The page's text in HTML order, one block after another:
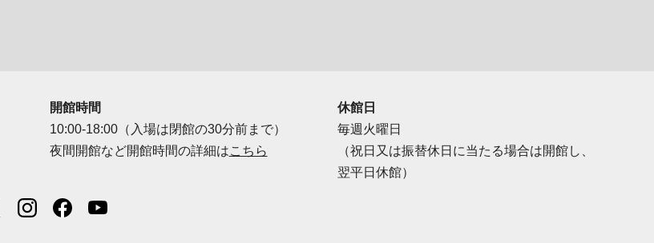
開館時間
10:00-18:00（入場は閉館の30分前まで）
夜間開館など開館時間の詳細はこちら
休館日
毎週火曜日
（祝日又は振替休日に当たる場合は開館し、
翌平日休館）